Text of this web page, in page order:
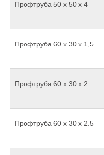
Профтруба 50 х 50 х 4
Профтруба 60 х 30 х 1,5
Профтруба 60 х 30 х 2
Профтруба 60 x 30 x 2.5